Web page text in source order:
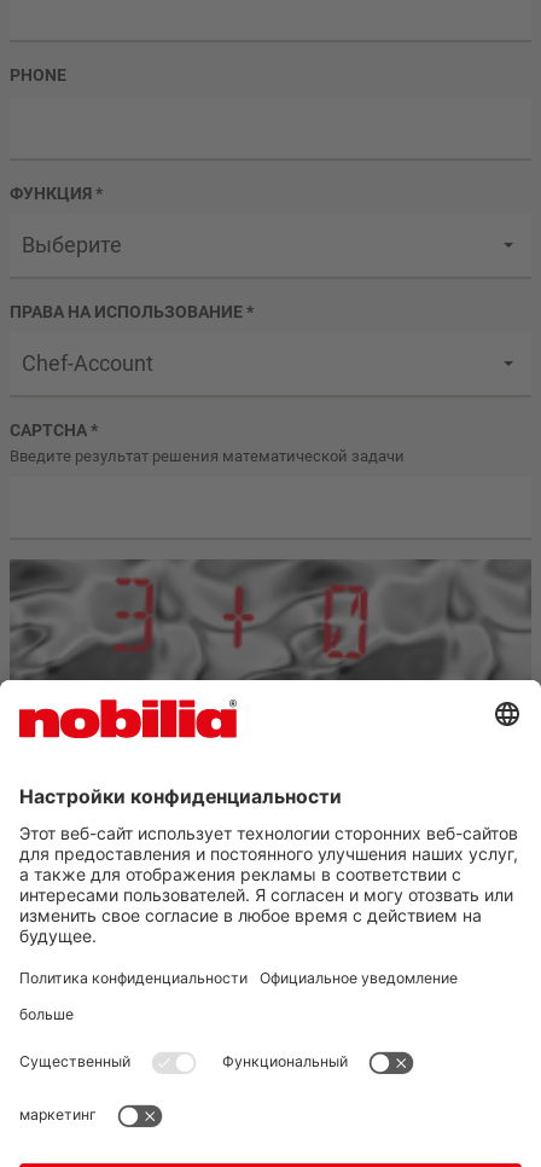
PHONE
ФУНКЦИЯ*
Выберите
ПРАВА НА ИСПОЛЬЗОВАНИЕ*
Chef-Account
CAPTCHA*
Введите результат решения математической задачи
AGB
ЗАЩИТА ДАННЫХ